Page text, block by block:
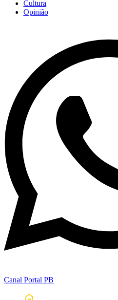
Cultura
Opinião
Canal Portal PB